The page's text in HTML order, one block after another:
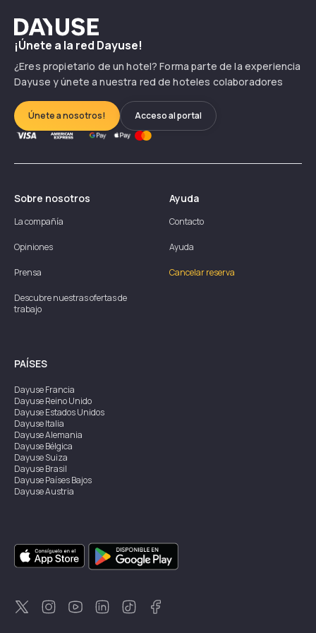
Dayuse
¡Únete a la red Dayuse!
¿Eres propietario de un hotel? Forma parte de la experiencia
Dayuse y únete a nuestra red de hoteles colaboradores
Únete a nosotros! Acceso al portal
Sobre nosotros
La compañía
Opiniones
Prensa
Descubre nuestras ofertas de
trabajo
Ayuda
Contacto
Ayuda
Cancelar reserva
PAÍSES
DayuseFrancia
DayuseReino Unido
DayuseEstados Unidos
DayuseItalia
DayuseAlemania
DayuseBélgica
DayuseSuiza
DayuseBrasil
DayusePaíses Bajos
DayuseAustria
DayuseSingapur
DayuseSuecia
DayuseTailandia
DayuseNueva Zelanda
DayuseTurquía